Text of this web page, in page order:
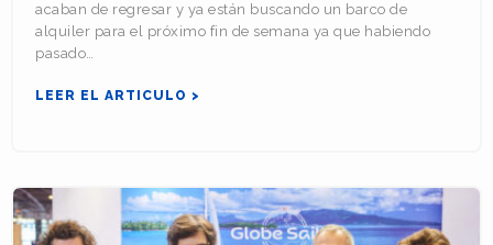
acaban de regresar y ya están buscando un barco de
alquiler para el próximo fin de semana ya que habiendo
pasado…
LEER EL ARTICULO >